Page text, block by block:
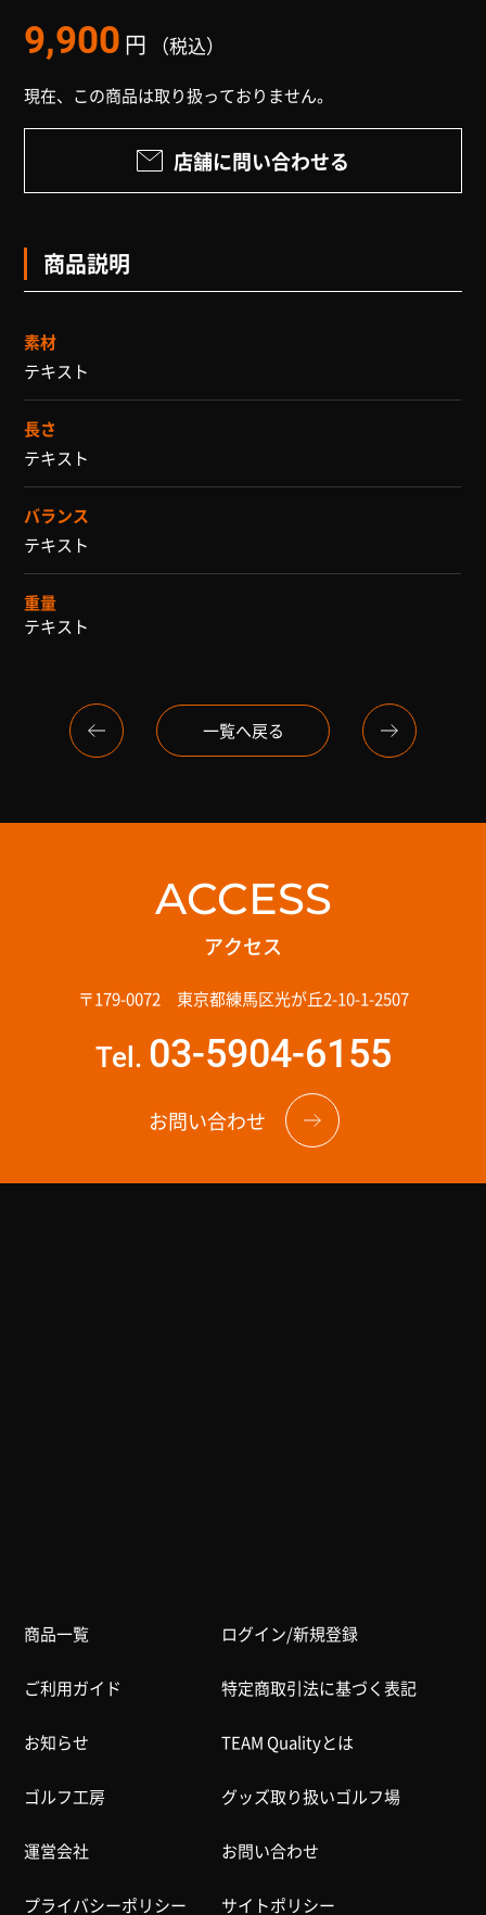
9,900 円 （税込）
現在、この商品は取り扱っておりません。
店舗に問い合わせる
商品説明
素材
テキスト
長さ
テキスト
バランス
テキスト
重量
テキスト
一覧へ戻る
ACCESS
アクセス
〒179-0072 東京都練馬区光が丘2-10-1-2507
Tel. 03-5904-6155
お問い合わせ
商品一覧 ログイン/新規登録
ご利用ガイド 特定商取引法に基づく表記
お知らせ TEAM Qualityとは
ゴルフ工房 グッズ取り扱いゴルフ場
運営会社 お問い合わせ
プライバシーポリシー サイトポリシー